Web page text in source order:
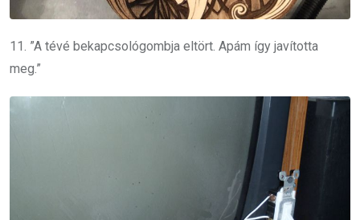
11. ”A tévé bekapcsológombja eltört. Apám így javította
meg.”